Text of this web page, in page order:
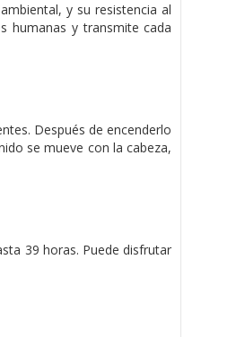
y su resistencia al
humanas ytransmite cada
Después de encenderlo
se mueve con la cabeza,
39 horas. Puede disfrutar